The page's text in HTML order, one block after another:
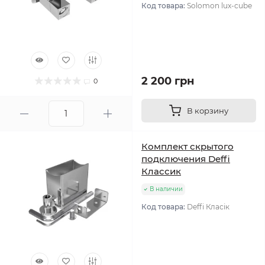
0
Код товара: Solomon lux-cube
2 200 грн
В корзину
Комплект скрытого
подключения Deffi
Классик
В наличии
Код товара: Deffi Класік